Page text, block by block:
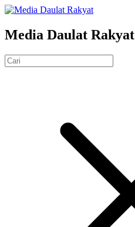
Media Daulat Rakyat